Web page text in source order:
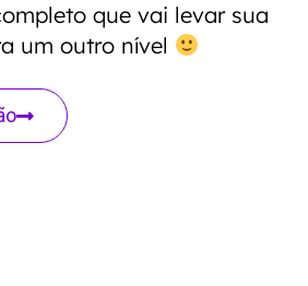
que vai levar sua
um outro nível